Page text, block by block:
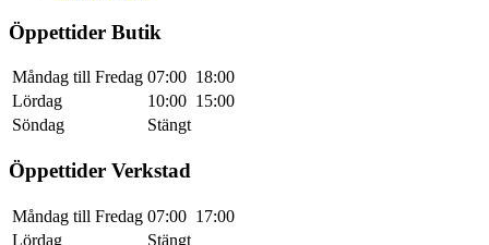
Öppettider Butik
Måndag till Fredag 07:00 18:00
Lördag
10:00 15:00
Söndag
Stängt
Öppettider Verkstad
Måndag till Fredag 07:00 17:00
Lördag
Stängt